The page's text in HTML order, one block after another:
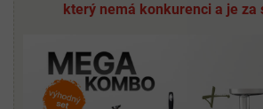
který nemá konkurenci a je za